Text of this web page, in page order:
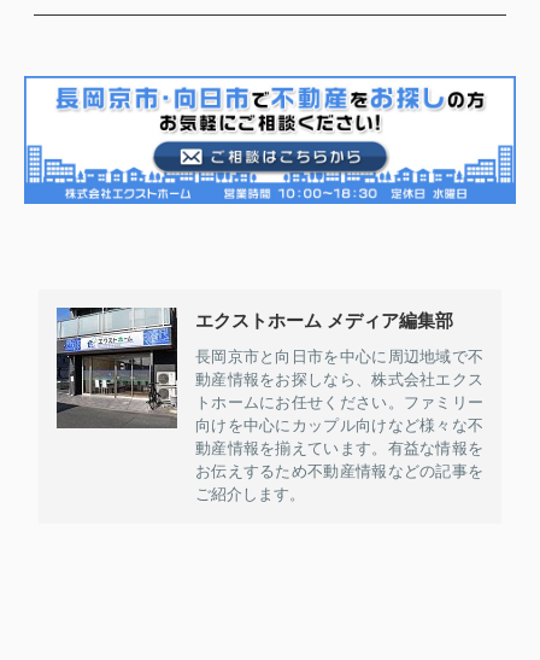
エクストホーム メディア編集部
長岡京市と向日市を中心に周辺地域で不
動産情報をお探しなら、株式会社エクス
トホームにお任せください。ファミリー
向けを中心にカップル向けなど様々な不
動産情報を揃えています。有益な情報を
お伝えするため不動産情報などの記事を
ご紹介します。